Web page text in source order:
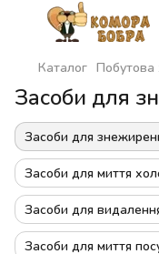
Каталог Побутова
Засоби для
Засоби для
Засоби для
Засоби для миття